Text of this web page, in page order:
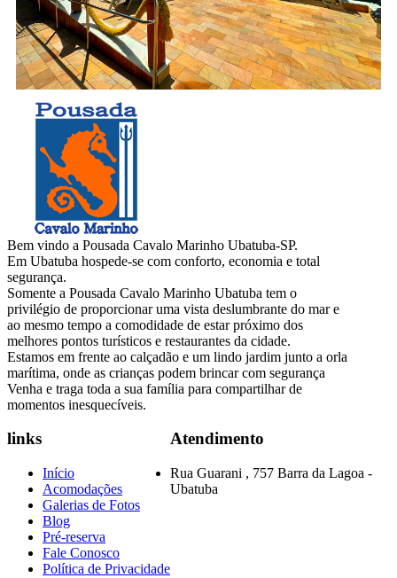
Bem vindo a Pousada Cavalo Marinho Ubatuba-SP.
Em Ubatuba hospede-se com conforto, economia e total
segurança.
Somente a Pousada Cavalo Marinho Ubatuba tem o
privilégio de proporcionar uma vista deslumbrante do mar e
ao mesmo tempo a comodidade de estar próximo dos
melhores pontos turísticos e restaurantes da cidade.
Estamos em frente ao calçadão e um lindo jardim junto a orla
marítima, onde as crianças podem brincar com segurança
Venha e traga toda a sua família para compartilhar de
momentos inesquecíveis.
links
Início
Acomodações
Galerias de Fotos
Blog
Pré-reserva
Fale Conosco
Política de Privacidade
Atendimento
Rua Guarani , 757 Barra da Lagoa -
Ubatuba